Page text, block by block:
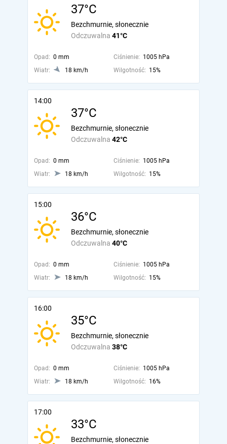
37°C
Odczuwalna 41°C
Bezchmurnie, słonecznie
Opad: 0 mm Ciśnienie: 1005 hPa
Wiatr:
18 km/h Wilgotność: 15%
14:00
37°C
Odczuwalna 42°C
Bezchmurnie, słonecznie
Opad: 0 mm Ciśnienie: 1005 hPa
Wiatr:
18 km/h Wilgotność: 15%
15:00
36°C
Odczuwalna 40°C
Bezchmurnie, słonecznie
Opad: 0 mm Ciśnienie: 1005 hPa
Wiatr:
18 km/h Wilgotność: 15%
16:00
35°C
Odczuwalna 38°C
Bezchmurnie, słonecznie
Opad: 0 mm Ciśnienie: 1005 hPa
Wiatr:
18 km/h Wilgotność: 16%
17:00
33°C
Bezchmurnie, słonecznie